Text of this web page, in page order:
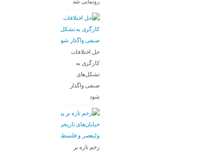
رونمایی شد
حل اختلافات
کارگری به
تشکل‌های
صنفی واگذار
شود
زخم تازه بر